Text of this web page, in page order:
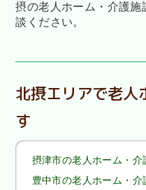
摂の老人ホーム・介護
談ください。
北摂エリアで老人
す
摂津市の老人ホーム・介
豊中市の老人ホーム・介